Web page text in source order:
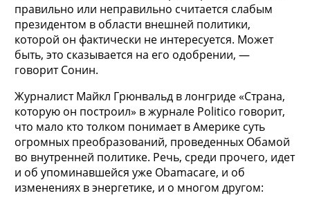
правильно или неправильно считается слабым
президентом в области внешней политики,
которой он фактически не интересуется. Может
быть, это сказывается на его одобрении, —
говорит Сонин.
Журналист Майкл Грюнвальд в лонгриде «Страна,
которую он построил» в журнале Politico говорит,
что мало кто толком понимает в Америке суть
огромных преобразований, проведенных Обамой
во внутренней политике. Речь, среди прочего, идет
и об упоминавшейся уже Obamacare, и об
изменениях в энергетике, и о многом другом: